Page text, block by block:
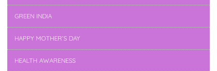
GREEN INDIA
HAPPY MOTHER’S DAY
HEALTH AWARENESS